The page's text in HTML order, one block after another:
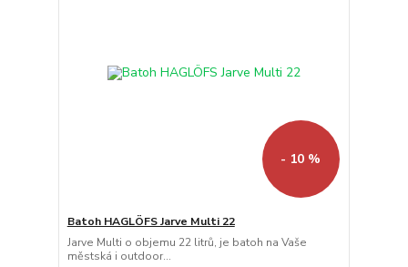
- 10 %
Batoh HAGLÖFS Jarve Multi 22
Jarve Multi o objemu 22 litrů, je batoh na Vaše
městská i outdoor...